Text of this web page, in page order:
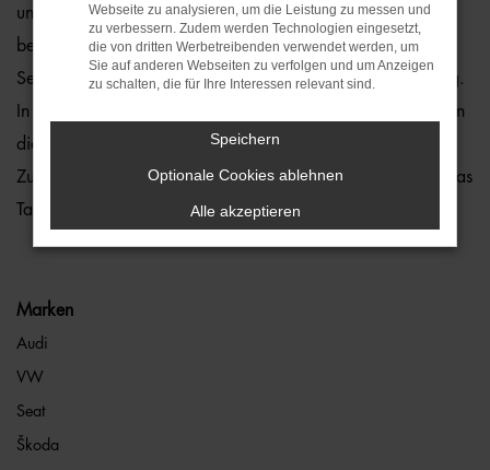
und Ihnen somit lange Wege ersparen. Kaufen Sie ganz
bequem von zu Hause aus und profitieren Sie von unserem
Service. Hierzu gehört in vollem Umfang auch die Beratung.
In diesem Bereich laufen wir zur Höchstform auf und bringen
die Erfahrung vieler Jahrzehnte in der Autobranche ein.
Zudem üben wir unseren Beruf mit Leidenschaft aus – und das
Tag für Tag.
Marken
Audi
VW
Seat
Škoda
Webseite zu analysieren, um die Leistung zu messen und
zu verbessern. Zudem werden Technologien eingesetzt,
die von dritten Werbetreibenden verwendet werden, um
Sie auf anderen Webseiten zu verfolgen und um Anzeigen
zu schalten, die für Ihre Interessen relevant sind.
Speichern
Optionale Cookies ablehnen
Alle akzeptieren